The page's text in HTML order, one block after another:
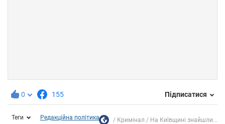
0 155 Підписатися
Теги Редакційна політика Кримінал На Київщині знайшли...